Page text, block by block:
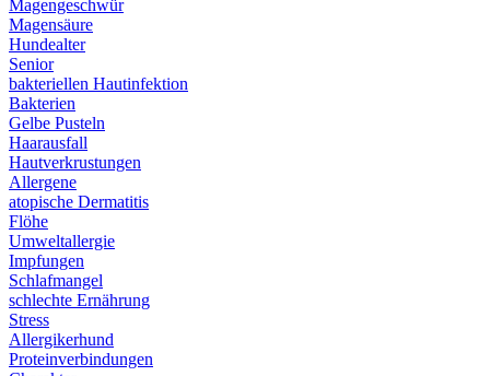
Magengeschwür
Magensäure
Hundealter
Senior
bakteriellen Hautinfektion
Bakterien
Gelbe Pusteln
Haarausfall
Hautverkrustungen
Allergene
atopische Dermatitis
Flöhe
Umweltallergie
Impfungen
Schlafmangel
schlechte Ernährung
Stress
Allergikerhund
Proteinverbindungen